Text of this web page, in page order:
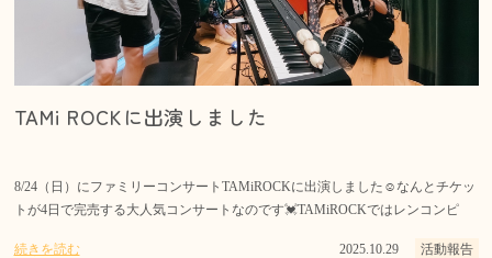
TAMi ROCKに出演しました
8/24（日）にファミリーコンサートTAMiROCKに出演しました☺️なんとチケッ
トが4日で完売する大人気コンサートなのです💓TAMiROCKではレンコンピ
続きを読む 2025.10.29 活動報告